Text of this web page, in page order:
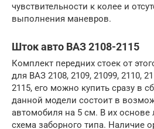
чувствительности к колее и
выполнения маневров.
Шток авто ВАЗ 2108-2115
Комплект передних стоек от
для ВАЗ 2108, 2109, 21099, 2110,
2115, его можно купить сразу в
данной модели состоит в
автомобиля на 5 см. В их основе
схема заборного типа. Наличие